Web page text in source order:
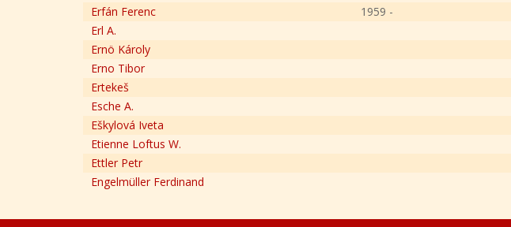
Erfán Ferenc
1959 -
Erl A.
Ernö Károly
Erno Tibor
Ertekeš
Esche A.
Eškylová Iveta
Etienne Loftus W.
Ettler Petr
Engelmüller Ferdinand